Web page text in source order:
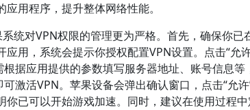
用程序，提升整体网络性能。
统对VPN权限的管理更为严格。首先，确保你
用，系统会提示你授权配置VPN设置。点击“允
据应用提供的参数填写服务器地址、账号信息等
激活VPN。苹果设备会弹出确认窗口，点击“允
已可以开始游戏加速。同时，建议在使用过程